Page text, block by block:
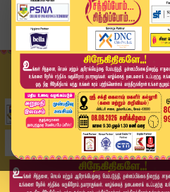
Home
வீடியோ ஸ்டோரி
Gold Rate Today | இன்றய